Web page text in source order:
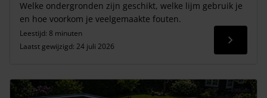
Welke ondergronden zijn geschikt, welke lijm gebruik je
en hoe voorkom je veelgemaakte fouten.
Leestijd: 8 minuten
Laatst gewijzigd: 24 juli 2026 Lees